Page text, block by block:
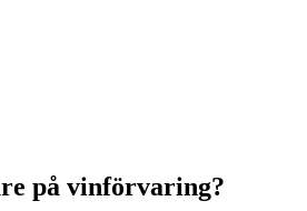
på vinförvaring?